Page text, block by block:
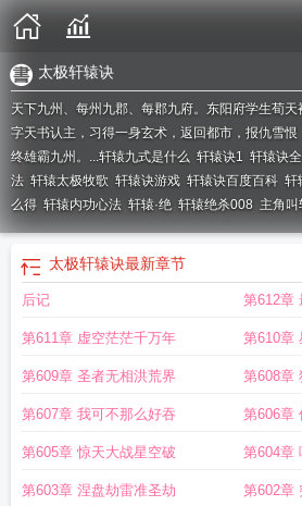
太极轩辕诀
天下九州、每州九郡、每郡九府。东阳府学生荀
字天书认主，习得一身玄术，返回都市，报仇雪
终雄霸九州。...轩辕九式是什么 轩辕诀1 轩辕诀
法 轩辕太极牧歌 轩辕诀游戏 轩辕诀百度百科 轩
么得 轩辕内功心法 轩辕·绝 轩辕绝杀008 主角
辕班9大战法合集轩辕九式是什么意思轩辕诀讲
辕决全集
太极轩辕诀最新章节
后记 第612章
第611章 虚空茫茫千万年 第610章
第609章 圣者无相洪荒界 第608章
第607章 我可不那么好吞 第606章
第605章 惊天大战星空破 第604章
第603章 涅盘劫雷准圣劫 第602章